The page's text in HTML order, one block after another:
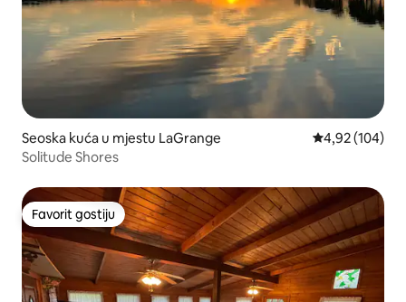
Seoska kuća u mjestu LaGrange prosječna
4,92 (104)
Solitude Shores
Favorit gostiju
Favorit gostiju